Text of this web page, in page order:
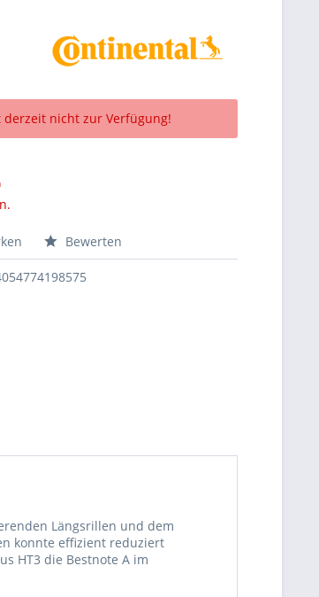
derzeit nicht zur Verfügung!
Bewerten
Längsrillen und dem
konnte effizient reduziert
HT3 die Bestnote A im